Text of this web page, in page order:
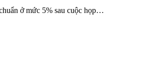
ở mức 5% sau cuộc họp…